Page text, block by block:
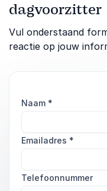
dagvoorzitter
Vul onderstaand
reactie op jouw
Naam *
Emailadres *
Telefoonnummer